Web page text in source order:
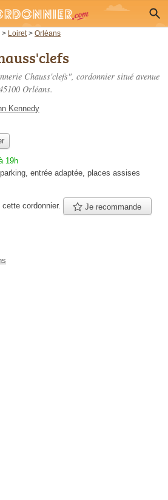
> Loiret > Orléans
Chauss'clefs", cordonnier situé avenue
Orléans.
Kennedy
19h
entrée adaptée, places assises
cette cordonnier. Je recommande